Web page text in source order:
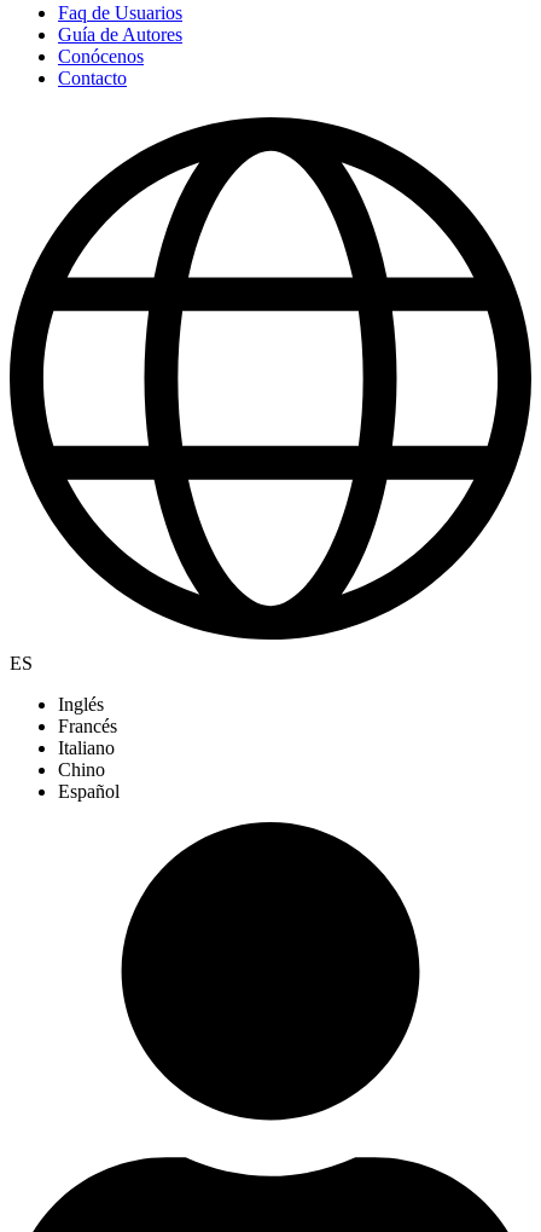
Faq de Usuarios
Guía de Autores
Conócenos
Contacto
ES
Inglés
Francés
Italiano
Chino
Español